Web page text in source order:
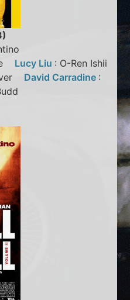
Lucy Liu : O-Ren Ishii
David Carradine :